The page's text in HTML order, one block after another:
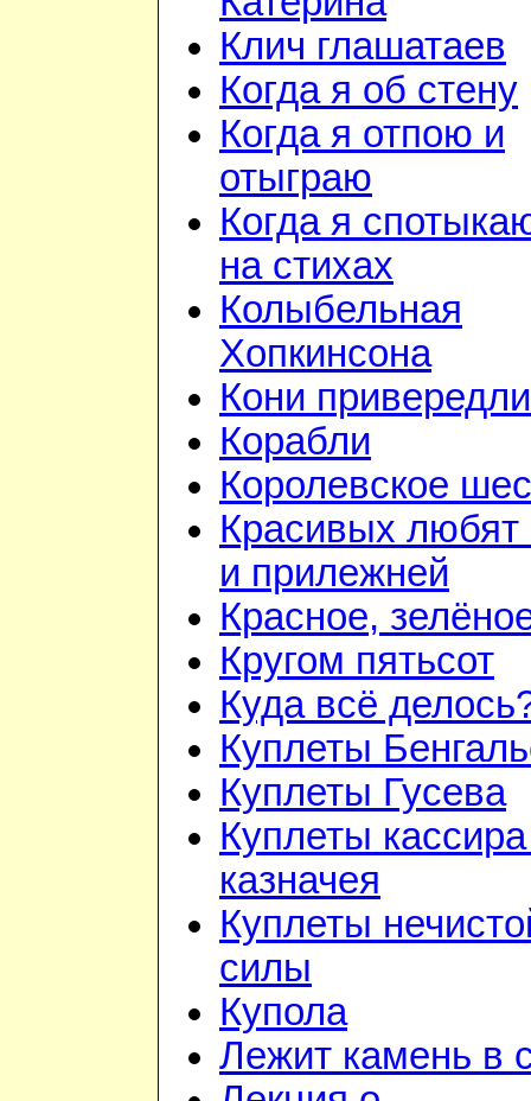
Клич глашатаев
Когда я об стену
Когда я отпою и
отыграю
Когда я
на стихах
Колыбельная
Хопкинсона
Кони
Корабли
Королевское
Красивых
и прилежней
Красное,
Кругом пятьсот
Куда всё
Куплеты
Куплеты Гусева
Куплеты
казначея
Куплеты
силы
Купола
Лежит камень в